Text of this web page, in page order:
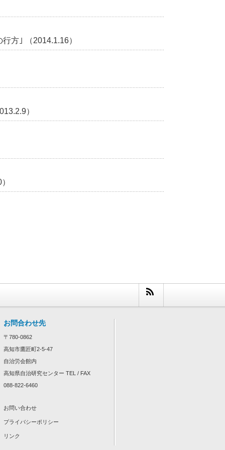
方｣ （2014.1.16）
）
お問合わせ先
〒780-0862
高知市鷹匠町2-5-47
自治労会館内
高知県自治研究センター TEL / FAX
088-822-6460
お問い合わせ
プライバシーポリシー
リンク